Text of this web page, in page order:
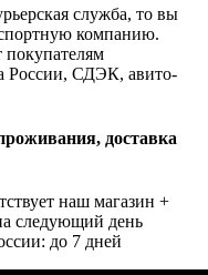
служба, то вы
компанию.
покупателям
России, СДЭК, авито-
доставка
наш магазин +
следующий день
до 7 дней